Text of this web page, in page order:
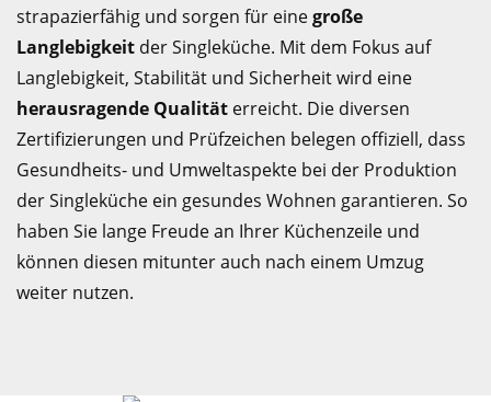
strapazierfähig und sorgen für einegroße
Langlebigkeit der Singleküche. Mit dem Fokus auf
Langlebigkeit, Stabilität und Sicherheit wird eine
herausragende Qualität erreicht. Die diversen
Zertifizierungen und Prüfzeichen belegen offiziell, dass
Gesundheits- und Umweltaspekte bei der Produktion
der Singleküche ein gesundes Wohnen garantieren. So
haben Sie lange Freude an Ihrer Küchenzeile und
können diesen mitunter auch nach einem Umzug
weiter nutzen.